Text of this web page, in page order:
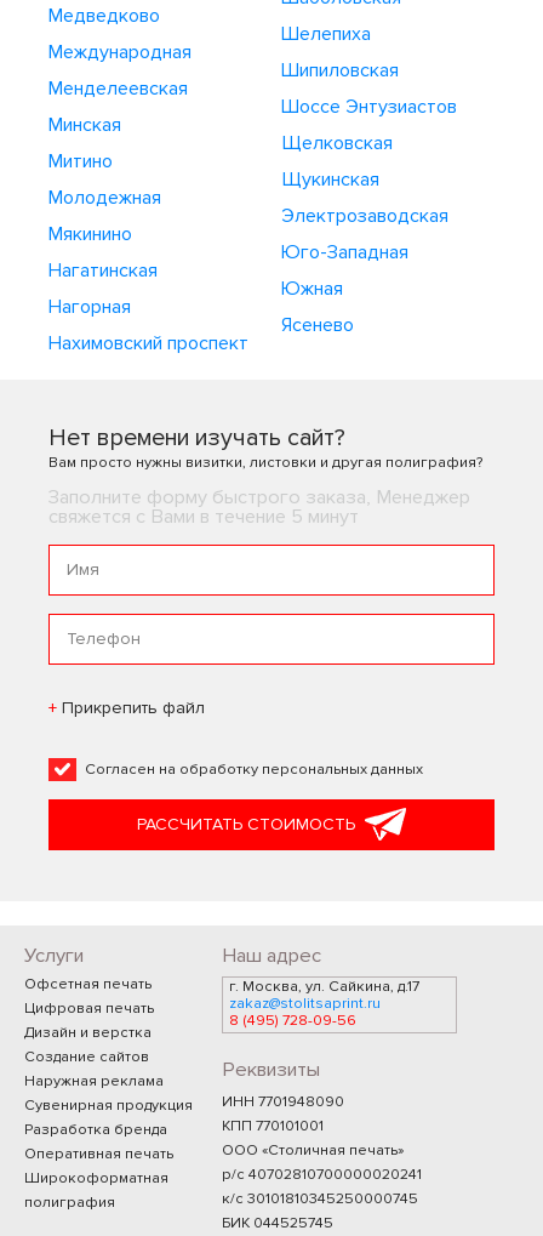
Медведково
Международная
Менделеевская
Минская
Митино
Молодежная
Мякинино
Нагатинская
Нагорная
Нахимовский проспект
Шелепиха
Шипиловская
Шоссе Энтузиастов
Щелковская
Щукинская
Электрозаводская
Юго-Западная
Южная
Ясенево
Нет времени изучать сайт?
Вам просто нужны визитки, листовки и другая полиграфия?
Заполните форму быстрого заказа, Менеджер
свяжется с Вами в течение 5 минут
Прикрепить файл
Согласен на обработку персональных данных
РАССЧИТАТЬ СТОИМОСТЬ
Услуги
Офсетная печать
Цифровая печать
Дизайн и верстка
Создание сайтов
Наружная реклама
Сувенирная продукция
Разработка бренда
Оперативная печать
Широкоформатная
полиграфия
Наш адрес
г. Москва, ул. Сайкина, д.17
zakaz@stolitsaprint.ru
8 (495) 728-09-56
Реквизиты
ИНН 7701948090
КПП 770101001
ООО «Столичная печать»
р/с 40702810700000020241
к/с 30101810345250000745
БИК 044525745